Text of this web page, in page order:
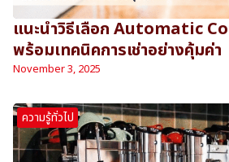
แนะนำวิธีเลือก Automatic
พร้อมเทคนิคการเช่าอย่างคุ้มค่า
November 3, 2025
ความรู้ทั่วไป